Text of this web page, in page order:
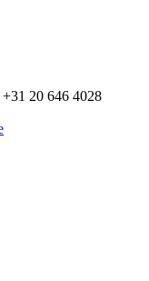
+31 20 646 4028